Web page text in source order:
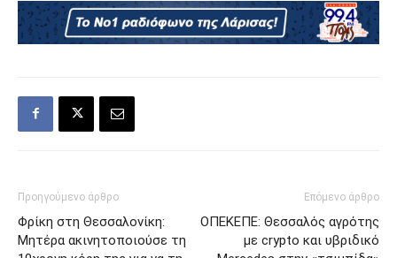
Προηγούμενο άρθρο
Φρίκη στη Θεσσαλονίκη:
Μητέρα ακινητοποιούσε τη
Επόμενο άρθρο
ΟΠΕΚΕΠΕ: Θεσσαλός αγρότης
με crypto και υβριδικό